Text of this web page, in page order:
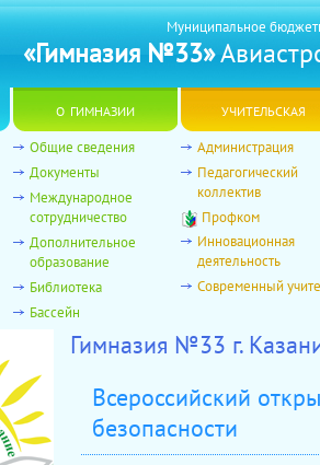
Муниципальное
«Гимназия №33»
о гимназии учительская
Общие сведения
Документы
Международное
сотрудничество
Дополнительное
образование
Библиотека
Бассейн
Администрация
Педагогический
коллектив
Профком
Инновационная
деятельность
Современный
Гимназия №33 г.
Всероссийский
безопасности